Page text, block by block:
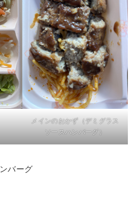
メインのおかず（デミグラス
ソースハンバーグ）
バーグ